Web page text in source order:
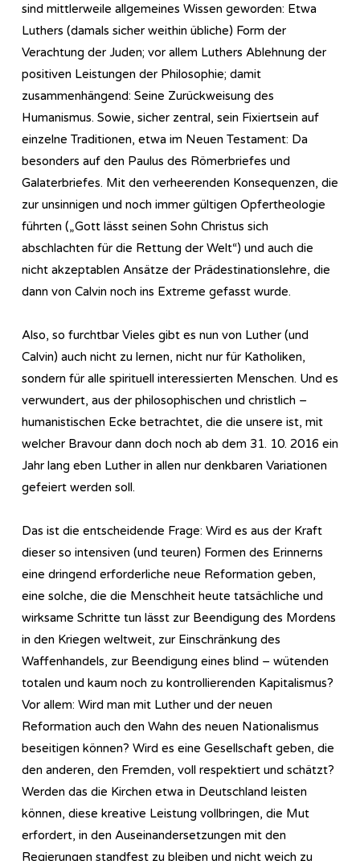
sind mittlerweile allgemeines Wissen geworden: Etwa
Luthers (damals sicher weithin übliche) Form der
Verachtung der Juden; vor allem Luthers Ablehnung der
positiven Leistungen der Philosophie; damit
zusammenhängend: Seine Zurückweisung des
Humanismus. Sowie, sicher zentral, sein Fixiertsein auf
einzelne Traditionen, etwa im Neuen Testament: Da
besonders auf den Paulus des Römerbriefes und
Galaterbriefes. Mit den verheerenden Konsequenzen, die
zur unsinnigen und noch immer gültigen Opfertheologie
führten („Gott lässt seinen Sohn Christus sich
abschlachten für die Rettung der Welt“) und auch die
nicht akzeptablen Ansätze der Prädestinationslehre, die
dann von Calvin noch ins Extreme gefasst wurde.
Also, so furchtbar Vieles gibt es nun von Luther (und
Calvin) auch nicht zu lernen, nicht nur für Katholiken,
sondern für alle spirituell interessierten Menschen. Und es
verwundert, aus der philosophischen und christlich –
humanistischen Ecke betrachtet, die die unsere ist, mit
welcher Bravour dann doch noch ab dem 31. 10. 2016 ein
Jahr lang eben Luther in allen nur denkbaren Variationen
gefeiert werden soll.
Das ist die entscheidende Frage: Wird es aus der Kraft
dieser so intensiven (und teuren) Formen des Erinnerns
eine dringend erforderliche neue Reformation geben,
eine solche, die die Menschheit heute tatsächliche und
wirksame Schritte tun lässt zur Beendigung des Mordens
in den Kriegen weltweit, zur Einschränkung des
Waffenhandels, zur Beendigung eines blind – wütenden
totalen und kaum noch zu kontrollierenden Kapitalismus?
Vor allem: Wird man mit Luther und der neuen
Reformation auch den Wahn des neuen Nationalismus
beseitigen können? Wird es eine Gesellschaft geben, die
den anderen, den Fremden, voll respektiert und schätzt?
Werden das die Kirchen etwa in Deutschland leisten
können, diese kreative Leistung vollbringen, die Mut
erfordert, in den Auseinandersetzungen mit den
Regierungen standfest zu bleiben und nicht weich zu